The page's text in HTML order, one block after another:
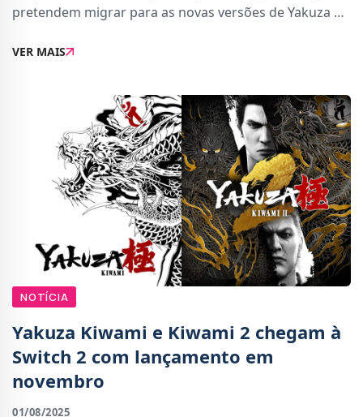
pretendem migrar para as novas versões de Yakuza 0
plataformas da PlayStation 5, Xbox Series e P
VER MAIS
NOTÍCIA
Yakuza Kiwami e Kiwami 2 chegam à
Switch 2 com lançamento em
novembro
01/08/2025